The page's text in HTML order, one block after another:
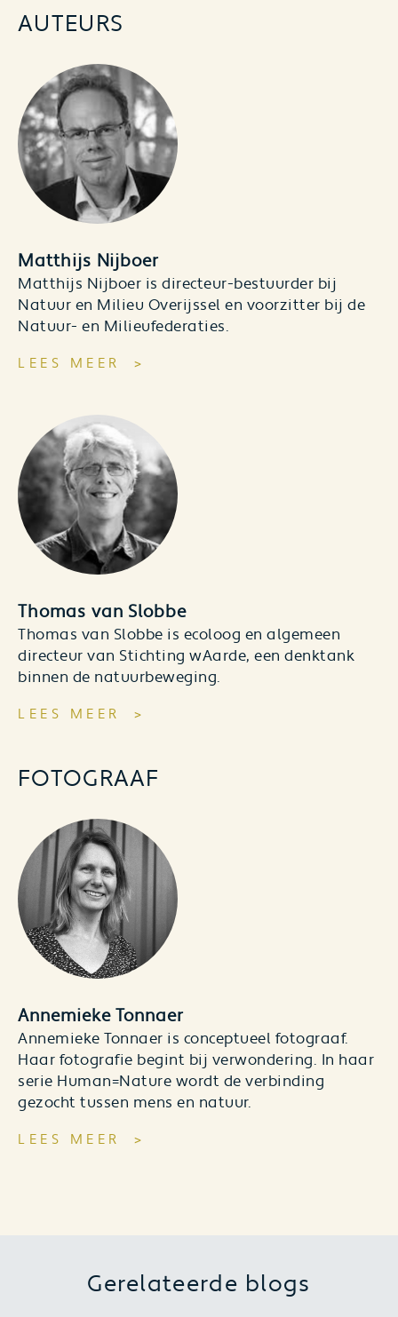
AUTEURS
Matthijs Nijboer
Matthijs Nijboer is directeur-bestuurder bij
Natuur en Milieu Overijssel en voorzitter bij de
Natuur- en Milieufederaties.
LEES MEER
Thomas van Slobbe
Thomas van Slobbe is ecoloog en algemeen
directeur van Stichting wAarde, een denktank
binnen de natuurbeweging.
LEES MEER
FOTOGRAAF
Annemieke Tonnaer
Annemieke Tonnaer is conceptueel fotograaf.
Haar fotografie begint bij verwondering. In haar
serie Human=Nature wordt de verbinding
gezocht tussen mens en natuur.
LEES MEER
Gerelateerde blogs